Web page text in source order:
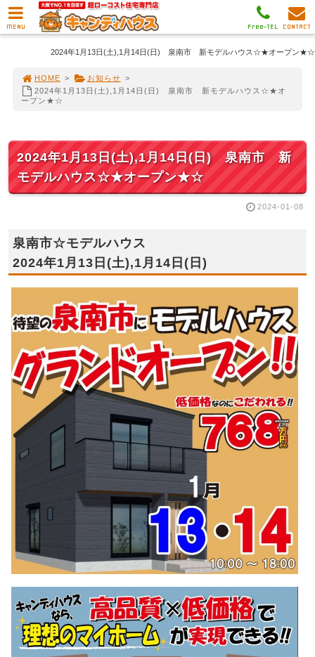
2024年1月13日(土),1月14日(日) 泉南市 新モデルハウス☆★オープン★☆
HOME > お知らせ >
2024年1月13日(土),1月14日(日) 泉南市 新モデルハウス☆★オ
ープン★☆
2024年1月13日(土),1月14日(日) 泉南市 新
モデルハウス☆★オープン★☆
2024-01-08
泉南市☆モデルハウス
2024年1月13日(土),1月14日(日)
MENU CONTACT
Free-TEL